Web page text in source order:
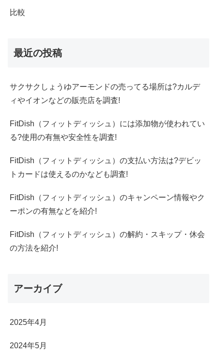
比較
最近の投稿
サクサクしょうゆアーモンドの売ってる場所は?カルデ
ィやイオンなどの販売店を調査!
FitDish（フィットディッシュ）には添加物が使われてい
る?使用の有無や安全性を調査!
FitDish（フィットディッシュ）の支払い方法は?デビッ
トカードは使えるのかなども調査!
FitDish（フィットディッシュ）のキャンペーン情報やク
ーポンの有無などを紹介!
FitDish（フィットディッシュ）の解約・スキップ・休会
の方法を紹介!
アーカイブ
2025年4月
2024年5月